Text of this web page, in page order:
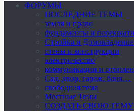
ФОРУМЫ
ПОСЛЕДНИЕ ТЕМЫ
земля и право
фундаменты и
Стройка и Домовладение
стены и конструкции
электричество
коммуникации и
Cад, двор, гараж, баня…
свободная тема
Местные Темы
СОЗДАТЬ СВОЮ ТЕМУ